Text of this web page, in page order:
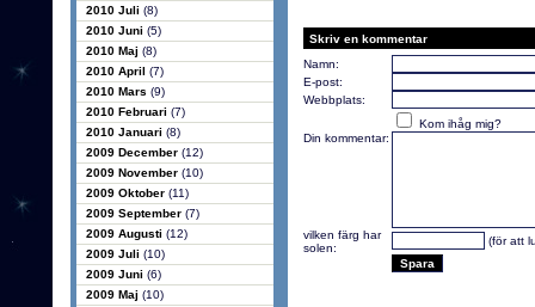
2010 Juli (8)
2010 Juni (5)
2010 Maj (8)
2010 April (7)
2010 Mars (9)
2010 Februari (7)
2010 Januari (8)
2009 December (12)
2009 November (10)
2009 Oktober (11)
2009 September (7)
2009 Augusti (12)
2009 Juli (10)
2009 Juni (6)
2009 Maj (10)
Skriv en kommentar
Namn:
E-post:
Webbplats:
Kom ihåg mig?
Din kommentar:
vilken färg har
solen:
(för att